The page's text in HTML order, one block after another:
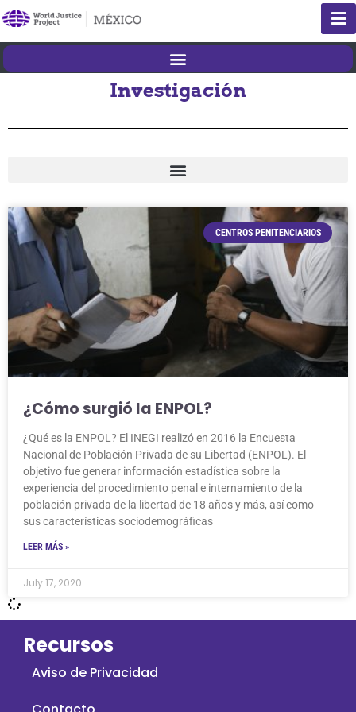
Investigación
CENTROS PENITENCIARIOS
¿Cómo surgió la ENPOL?
¿Qué es la ENPOL? El INEGI realizó en 2016 la Encuesta
Nacional de Población Privada de su Libertad (ENPOL). El
objetivo fue generar información estadística sobre la
experiencia del procedimiento penal e internamiento de la
población privada de la libertad de 18 años y más, así como
sus características sociodemográficas
LEER MÁS »
July 17, 2020
Recursos
Aviso de Privacidad